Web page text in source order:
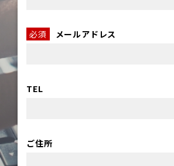
必須 メールアドレス
TEL
ご住所